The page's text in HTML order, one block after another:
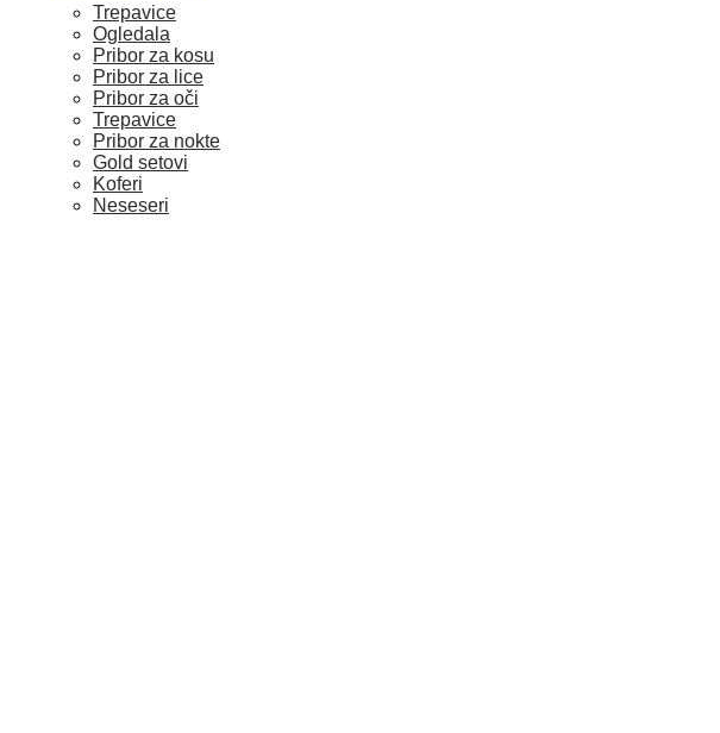
Trepavice
Ogledala
Pribor za kosu
Pribor za lice
Pribor za oči
Trepavice
Pribor za nokte
Gold setovi
Koferi
Neseseri